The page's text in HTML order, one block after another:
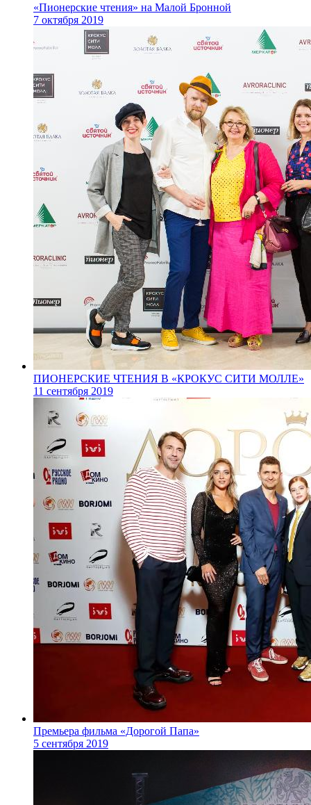
«Пионерские чтения» на Малой Бронной
7 октября 2019
ПИОНЕРСКИЕ ЧТЕНИЯ В «КРОКУС СИТИ МОЛЛЕ»
11 сентября 2019
Премьера фильма «Дорогой Папа»
5 сентября 2019